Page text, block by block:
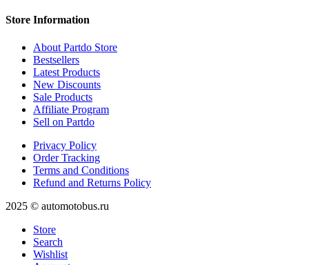
Store Information
About Partdo Store
Bestsellers
Latest Products
New Discounts
Sale Products
Affiliate Program
Sell on Partdo
Privacy Policy
Order Tracking
Terms and Conditions
Refund and Returns Policy
2025 © automotobus.ru
Store
Search
Wishlist